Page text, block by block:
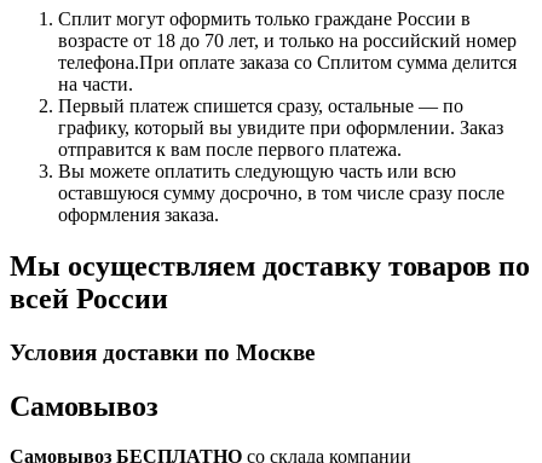
Сплит могут оформить только граждане России в
возрасте от 18 до 70 лет, и только на российский номер
телефона.При оплате заказа со Сплитом сумма делится
на части.
Первый платеж спишется сразу, остальные — по
графику, который вы увидите при оформлении. Заказ
отправится к вам после первого платежа.
Вы можете оплатить следующую часть или всю
оставшуюся сумму досрочно, в том числе сразу после
оформления заказа.
Мы осуществляем доставку товаров по
всей России
Условия доставки по Москве
Самовывоз
Самовывоз БЕСПЛАТНО со склада компании